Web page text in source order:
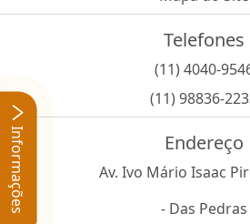
Telefones
(11) 4040-
(11) 98836-
Endereço
Av. Ivo Mário Isaac
- Das Pedras
Informações